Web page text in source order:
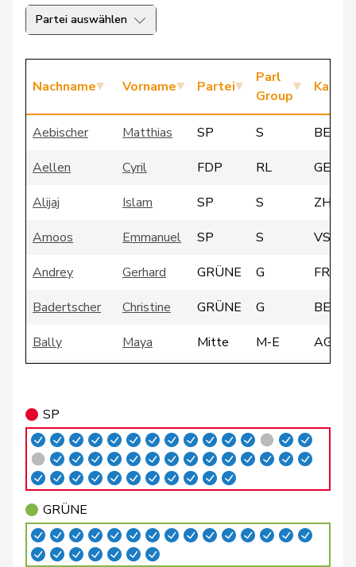
Partei auswählen
Nachname Vorname Partei
Parl
Group
Aebischer Matthias SP S
BE
Aellen
Cyril FDP RL
GE
Alijaj
Islam SP S
ZH
Amoos
Emmanuel SP S
VS
Andrey
Gerhard GRÜNE G
FR
Badertscher
Christine GRÜNE G
BE
Bally
Maya Mitte M-E
AG
Barandun
Baumann
Kilian GRÜNE G
Bendahan
Samuel SP
Bertschy
Blunschy
Dominik
SP
GRÜNE